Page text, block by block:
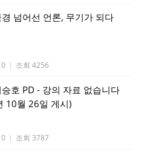
넘어선 언론, 무기가 되다
| 조회 4256
호 PD - 강의 자료 없습니다
10월 26일 게시)
| 조회 3787